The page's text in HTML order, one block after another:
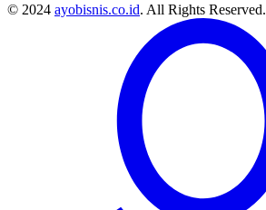
© 2024 ayobisnis.co.id. All Rights Reserved.